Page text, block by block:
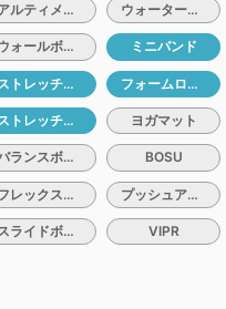
アルティメイトサンドバック ウォーターバック
ウォールボール ミニバンド
ストレッチポール フォームローラー
ストレッチマット ヨガマット
バランスボード BOSU
フレックスバレル プッシュアップバー
スライドボード VIPR